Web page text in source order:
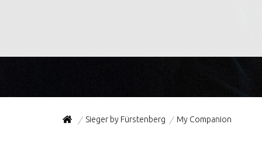
/ Sieger by Fürstenberg / My Companion